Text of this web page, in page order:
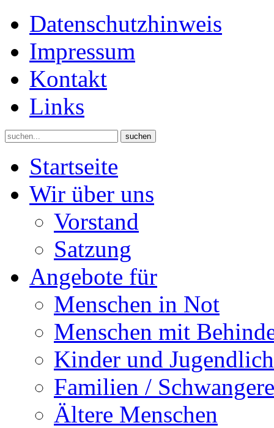
Datenschutzhinweis
Impressum
Kontakt
Links
suchen
Startseite
Wir über uns
Vorstand
Satzung
Angebote für
Menschen in Not
Menschen mit
Kinder und
Familien / Schwangere
Ältere Menschen